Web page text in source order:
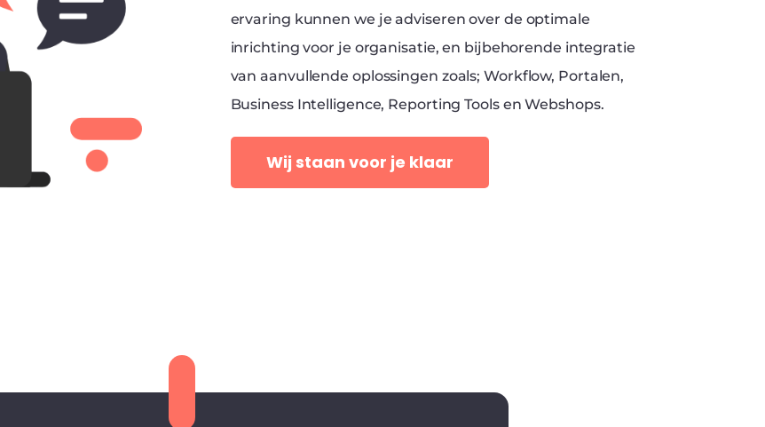
ervaring kunnen we je adviseren over de optimale
inrichting voor je organisatie, en bijbehorende integratie
van aanvullende oplossingen zoals; Workflow, Portalen,
Business Intelligence, Reporting Tools en Webshops.
Wij staan voor je klaar